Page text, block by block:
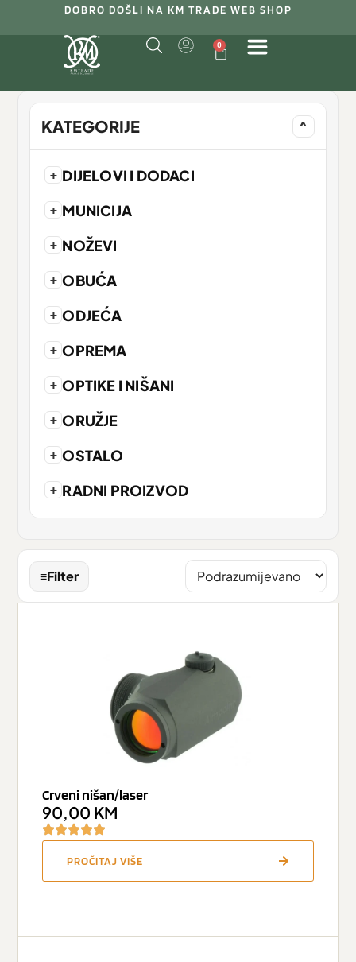
DOBRO DOŠLI NA KM TRADE WEB SHOP
0
KATEGORIJE ^
+ DIJELOVI I DODACI
+ MUNICIJA
+ NOŽEVI
+ OBUĆA
+ ODJEĆA
+ OPREMA
+ OPTIKE I NIŠANI
+ ORUŽJE
+ OSTALO
+ RADNI PROIZVOD
≡Filter
Crveni nišan/laser
90,00 KM
PROČITAJ VIŠE